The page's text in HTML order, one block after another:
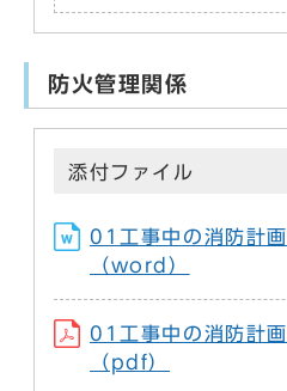
防火管理関係
添付ファイル
01工事中の消防計
（word）
01工事中の消防計
（pdf）